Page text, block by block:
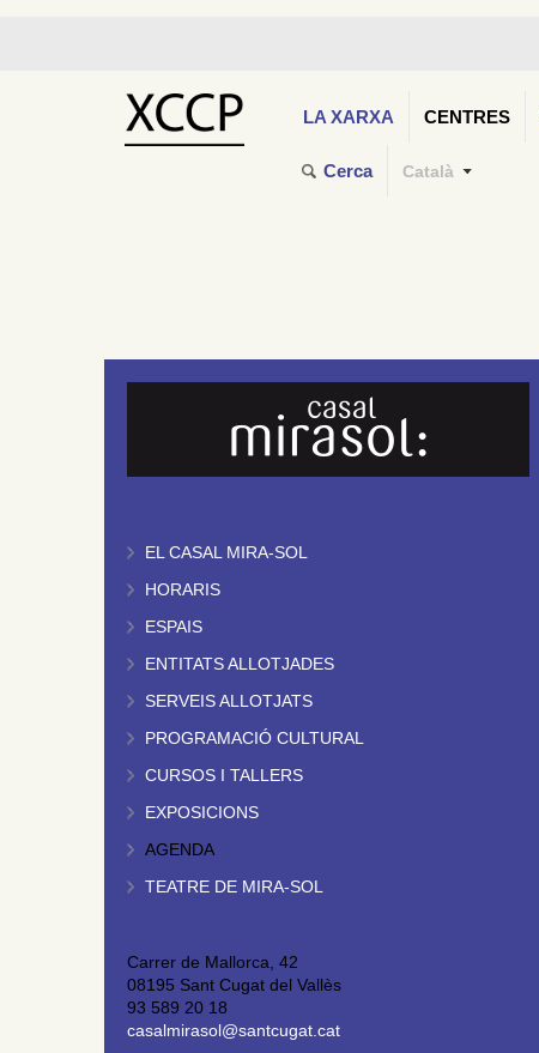
LA XARXA CENTRES
Cerca Català
EL CASAL MIRA-SOL
HORARIS
ESPAIS
ENTITATS ALLOTJADES
SERVEIS ALLOTJATS
PROGRAMACIÓ CULTURAL
CURSOS I TALLERS
EXPOSICIONS
AGENDA
TEATRE DE MIRA-SOL
Carrer de Mallorca, 42
08195 Sant Cugat del Vallès
93 589 20 18
casalmirasol@santcugat.cat